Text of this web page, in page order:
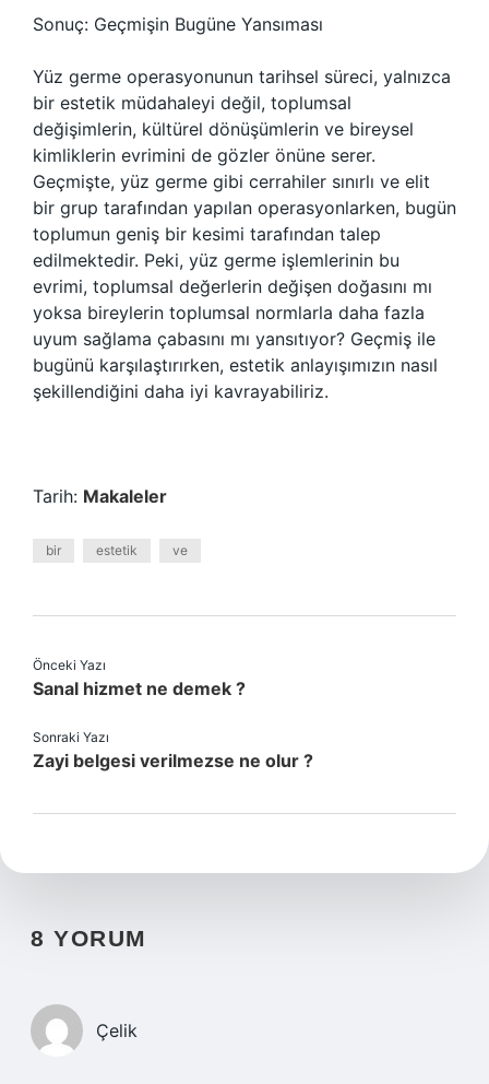
Sonuç: Geçmişin Bugüne Yansıması
Yüz germe operasyonunun tarihsel süreci, yalnızca
bir estetik müdahaleyi değil, toplumsal
değişimlerin, kültürel dönüşümlerin ve bireysel
kimliklerin evrimini de gözler önüne serer.
Geçmişte, yüz germe gibi cerrahiler sınırlı ve elit
bir grup tarafından yapılan operasyonlarken, bugün
toplumun geniş bir kesimi tarafından talep
edilmektedir. Peki, yüz germe işlemlerinin bu
evrimi, toplumsal değerlerin değişen doğasını mı
yoksa bireylerin toplumsal normlarla daha fazla
uyum sağlama çabasını mı yansıtıyor? Geçmiş ile
bugünü karşılaştırırken, estetik anlayışımızın nasıl
şekillendiğini daha iyi kavrayabiliriz.
Tarih: Makaleler
bir estetik ve
Önceki Yazı
Sanal hizmet ne demek ?
Sonraki Yazı
Zayi belgesi verilmezse ne olur ?
8 YORUM
Çelik